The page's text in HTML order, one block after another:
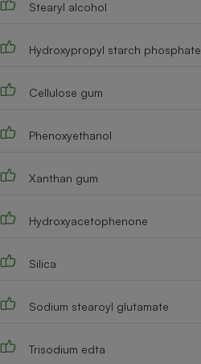
Stearyl alcohol
Hydroxypropyl starch phosphate
Cellulose gum
Phenoxyethanol
Xanthan gum
Hydroxyacetophenone
Silica
Sodium stearoyl glutamate
Trisodium edta